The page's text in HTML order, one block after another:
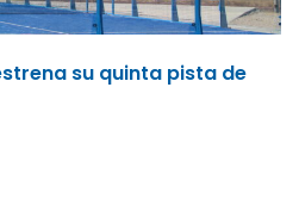
su quinta pista de